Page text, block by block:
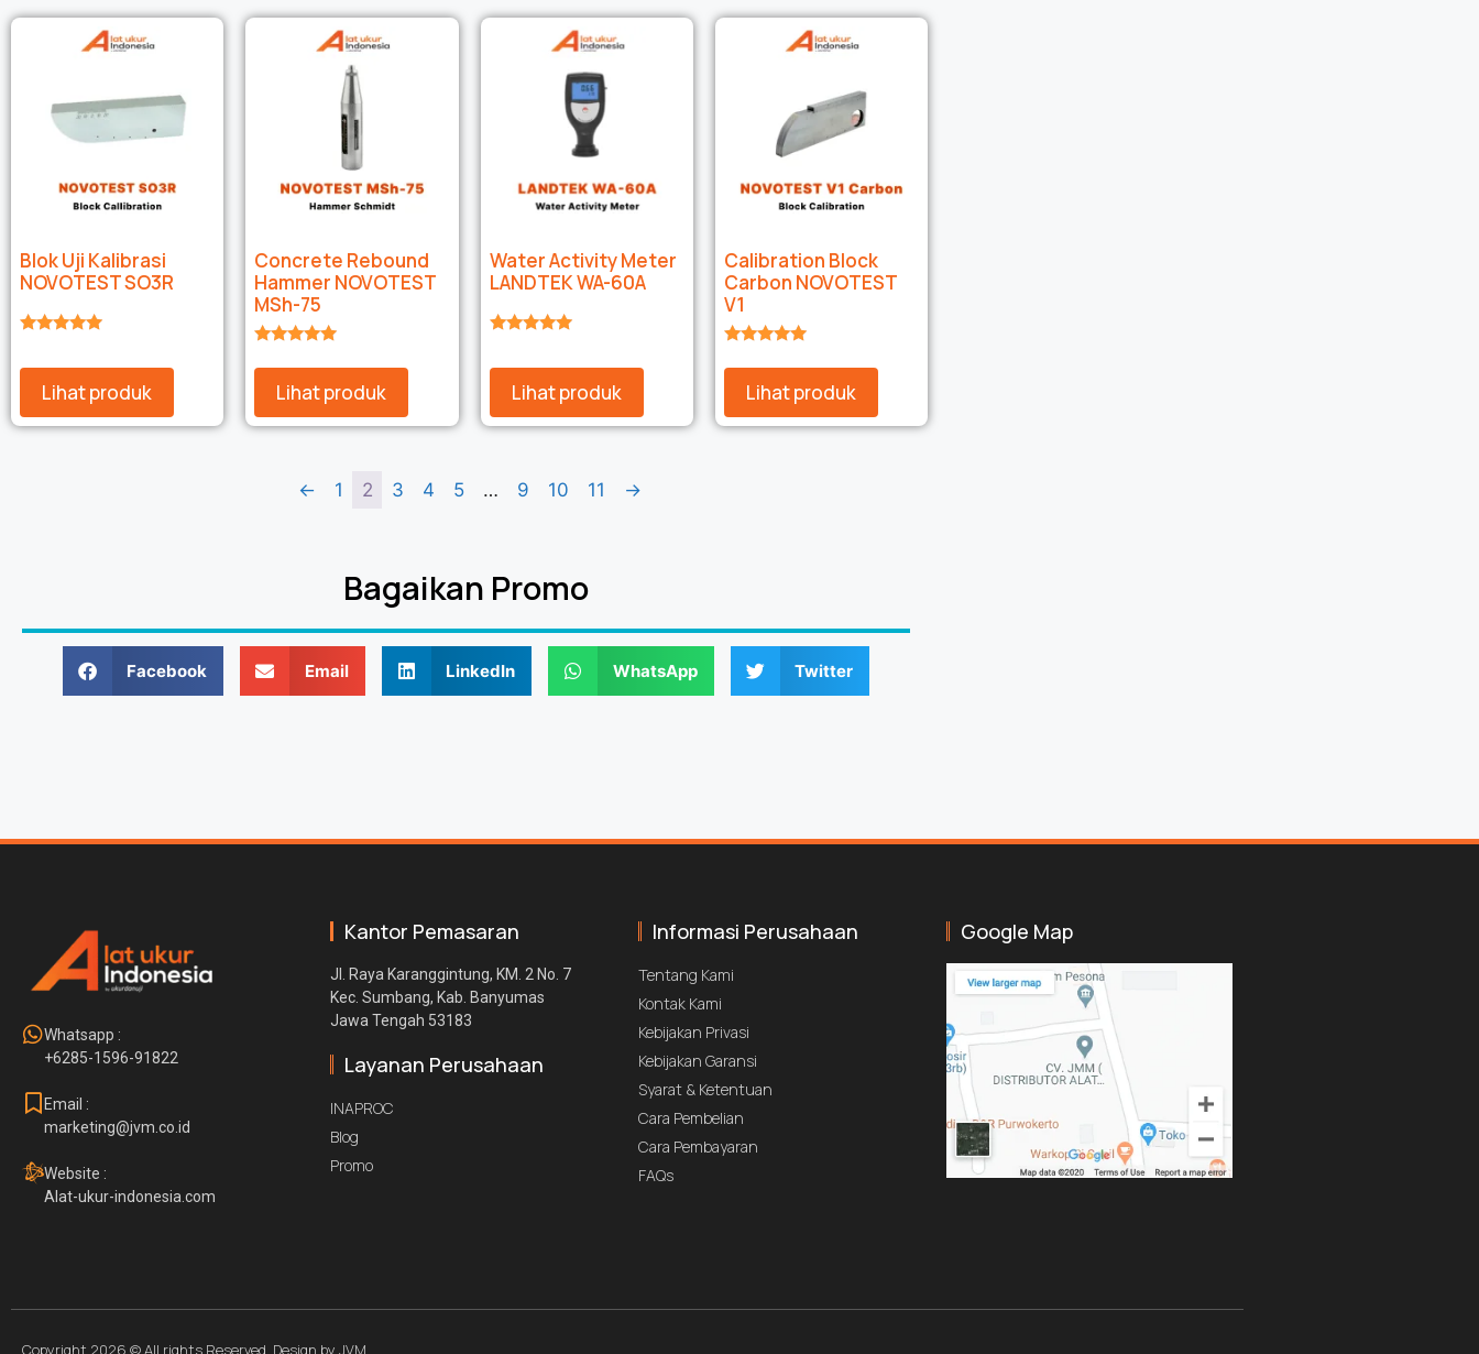
Blok Uji Kalibrasi
NOVOTEST SO3R
Lihat produk
Concrete Rebound
Hammer NOVOTEST
MSh-75
Lihat produk
Water Activity Meter
LANDTEK WA-60A
Lihat produk
Calibration Block
Carbon NOVOTEST
V1
Lihat produk
← 1 2 3 4 5 … 9 10 11 →
Bagaikan Promo
Facebook Email LinkedIn WhatsApp Twitter
Whatsapp :
+6285-1596-91822
Email :
marketing@jvm.co.id
Website :
Alat-ukur-indonesia.com
Kantor Pemasaran
Jl. Raya Karanggintung, KM. 2 No. 7
Kec. Sumbang, Kab. Banyumas
Jawa Tengah 53183
Layanan Perusahaan
INAPROC
Blog
Promo
Informasi Perusahaan
Tentang Kami
Kontak Kami
Kebijakan Privasi
Kebijakan Garansi
Syarat & Ketentuan
Cara Pembelian
Cara Pembayaran
FAQs
Google Map
Copyright 2026 © All rights Reserved. Design by JVM